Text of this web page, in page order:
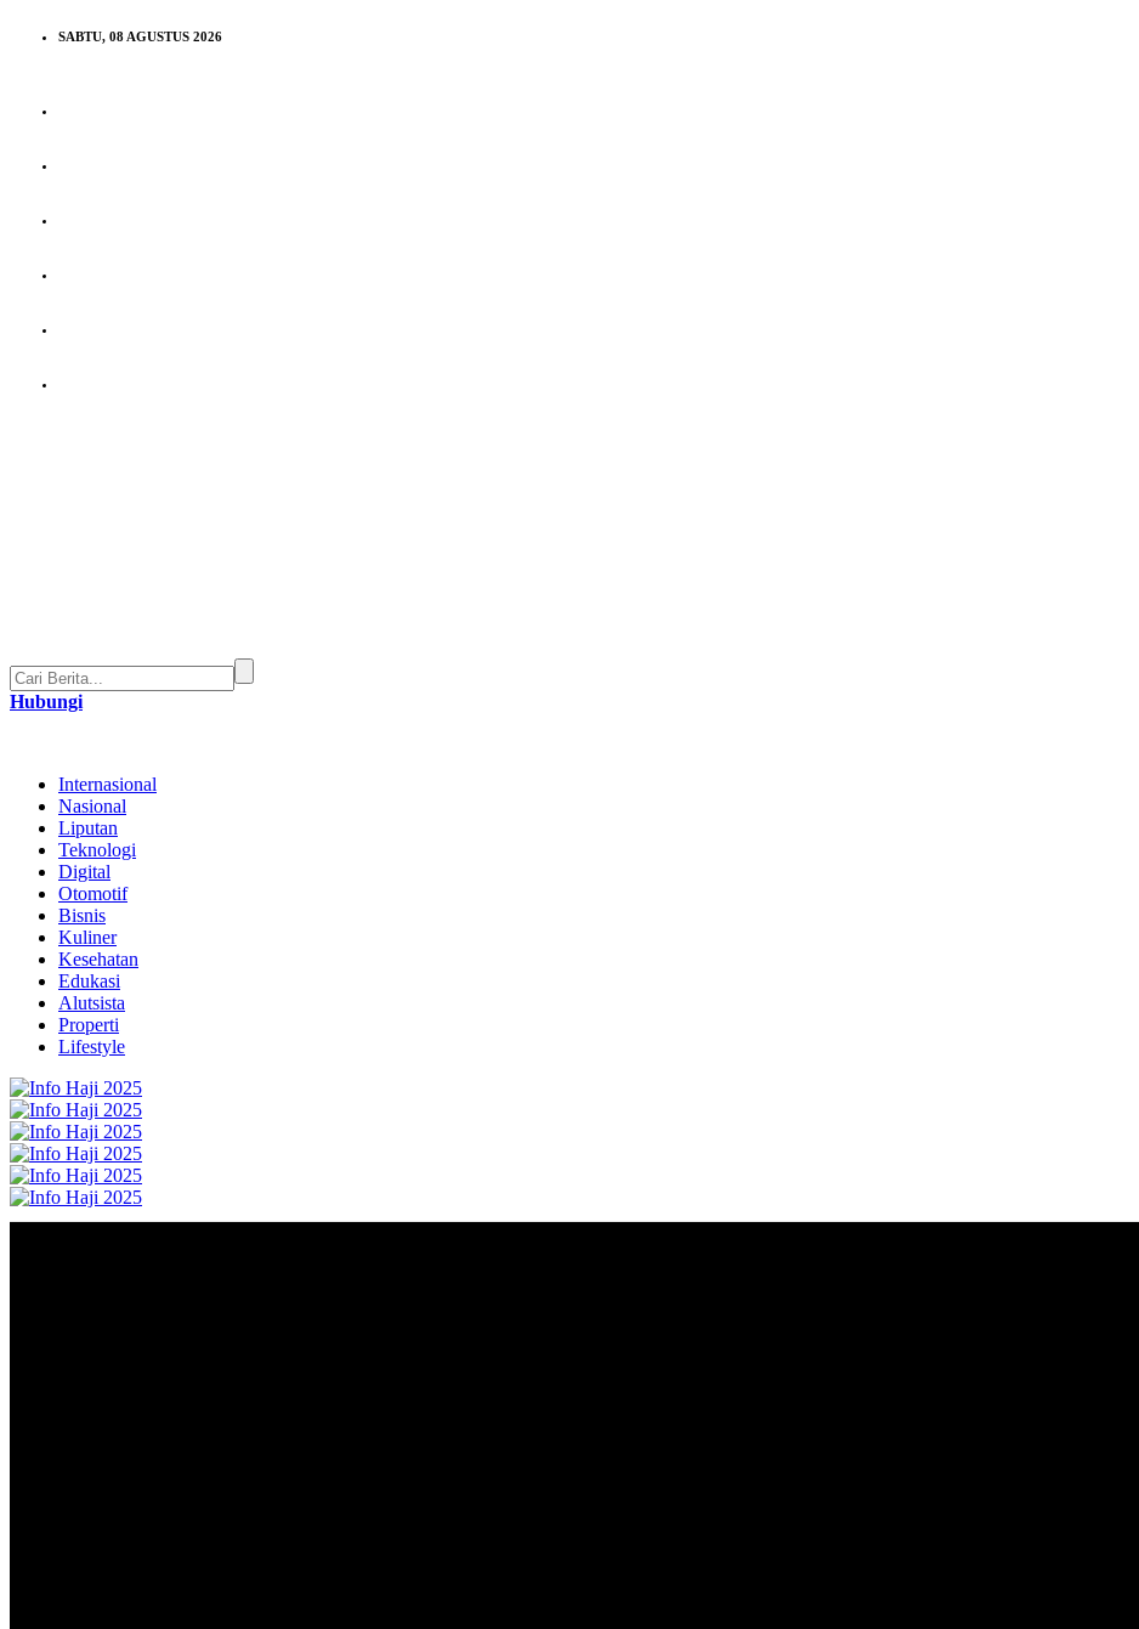
SABTU, 08 AGUSTUS 2026
Hubungi
Internasional
Nasional
Liputan
Teknologi
Digital
Otomotif
Bisnis
Kuliner
Kesehatan
Edukasi
Alutsista
Properti
Lifestyle